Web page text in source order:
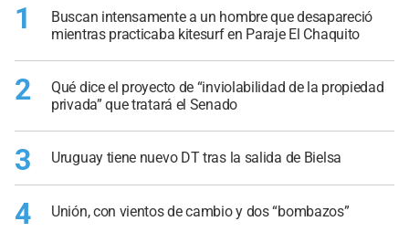
1
Buscan intensamente a un hombre que desapareció
mientras practicaba kitesurf en Paraje El Chaquito
2
Qué dice el proyecto de “inviolabilidad de la propiedad
privada” que tratará el Senado
3 Uruguay tiene nuevo DT tras la salida de Bielsa
4 Unión, con vientos de cambio y dos “bombazos”